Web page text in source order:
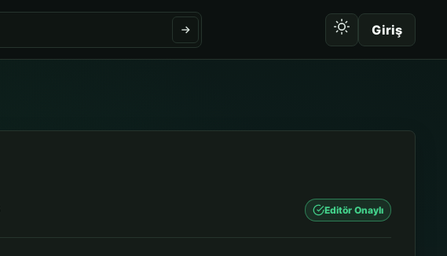
Giriş
Editör Onaylı